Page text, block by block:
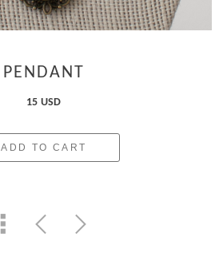
PENDANT
15 USD
ADD TO CART